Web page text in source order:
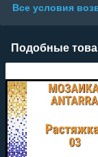
Все условия
Подобные